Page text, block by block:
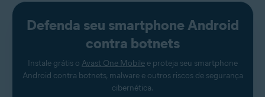
Defenda seu smartphone Android
contra botnets
Instale grátis o Avast One Mobile e proteja seu smartphone
Android contra botnets, malware e outros riscos de segurança
cibernética.